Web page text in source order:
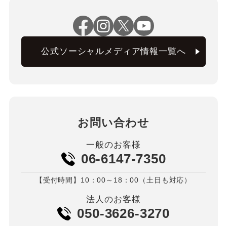
公式ソーシャルメディア情報一覧へ
お問い合わせ
一般のお客様
06-6147-7350
【受付時間】10：00～18：00（土日も対応）
法人のお客様
050-3626-3270